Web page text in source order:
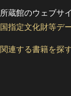
所蔵館のウェブサ
国指定文化財等デ
関連する書籍を探